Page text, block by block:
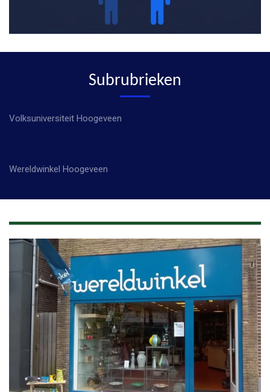
Subrubrieken
Volksuniversiteit Hoogeveen
Wereldwinkel Hoogeveen